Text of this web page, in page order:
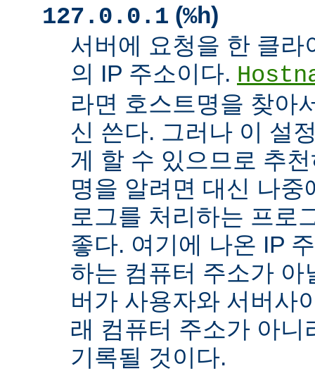
127.0.0.1 (%h)
서버에 요청을 한 클라
의 IP 주소이다.
라면 호스트명을 찾아
신 쓴다. 그러나 이 설
게 할 수 있으므로 추
명을 알려면 대신 나
로그를 처리하는 프로
좋다. 여기에 나온 IP
하는 컴퓨터 주소가 아
버가 사용자와 서버사
래 컴퓨터 주소가 아니
기록될 것이다.